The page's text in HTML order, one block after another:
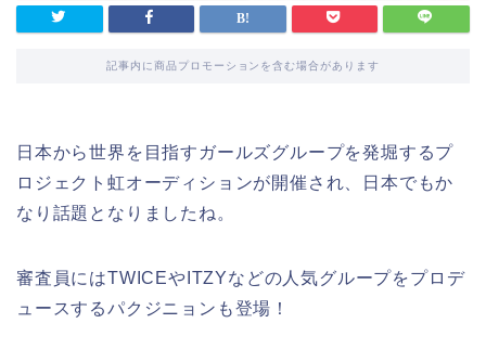
記事内に商品プロモーションを含む場合があります
日本から世界を目指すガールズグループを発堀するプ
ロジェクト虹オーディションが開催され、日本でもか
なり話題となりましたね。
審査員にはTWICEやITZYなどの人気グループをプロデ
ュースするパクジニョンも登場！